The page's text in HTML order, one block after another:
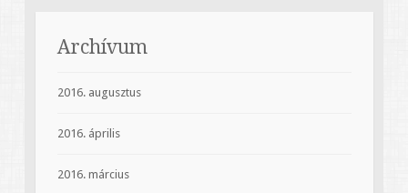
Archívum
2016. augusztus
2016. április
2016. március